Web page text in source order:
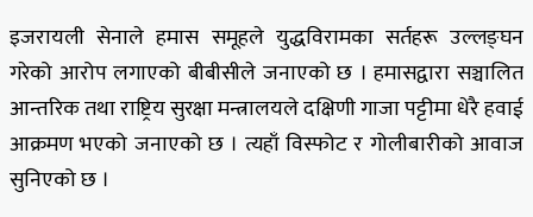
इजरायली सेनाले हमास समूहले युद्धविरामका सर्तहरू उल्लङ्घन
गरेको आरोप लगाएको बीबीसीले जनाएको छ । हमासद्वारा सञ्चालित
आन्तरिक तथा राष्ट्रिय सुरक्षा मन्त्रालयले दक्षिणी गाजा पट्टीमा धेरै हवाई
आक्रमण भएको जनाएको छ । त्यहाँ विस्फोट र गोलीबारीको आवाज
सुनिएको छ ।